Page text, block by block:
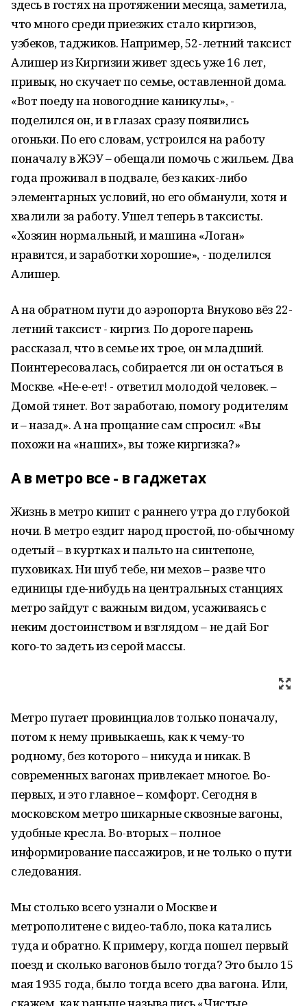
здесь в гостях на протяжении месяца, заметила,
что много среди приезжих стало киргизов,
узбеков, таджиков. Например, 52-летний таксист
Алишер из Киргизии живет здесь уже 16 лет,
привык, но скучает по семье, оставленной дома.
«Вот поеду на новогодние каникулы», -
поделился он, и в глазах сразу появились
огоньки. По его словам, устроился на работу
поначалу в ЖЭУ – обещали помочь с жильем. Два
года проживал в подвале, без каких-либо
элементарных условий, но его обманули, хотя и
хвалили за работу. Ушел теперь в таксисты.
«Хозяин нормальный, и машина «Логан»
нравится, и заработки хорошие», - поделился
Алишер.
А на обратном пути до аэропорта Внуково вёз 22-
летний таксист - киргиз. По дороге парень
рассказал, что в семье их трое, он младший.
Поинтересовалась, собирается ли он остаться в
Москве. «Не-е-ет! - ответил молодой человек. –
Домой тянет. Вот заработаю, помогу родителям
и – назад». А на прощание сам спросил: «Вы
похожи на «наших», вы тоже киргизка?»
А в метро все - в гаджетах
Жизнь в метро кипит с раннего утра до глубокой
ночи. В метро ездит народ простой, по-обычному
одетый – в куртках и пальто на синтепоне,
пуховиках. Ни шуб тебе, ни мехов – разве что
единицы где-нибудь на центральных станциях
метро зайдут с важным видом, усаживаясь с
неким достоинством и взглядом – не дай Бог
кого-то задеть из серой массы.
Метро пугает провинциалов только поначалу,
потом к нему привыкаешь, как к чему-то
родному, без которого – никуда и никак. В
современных вагонах привлекает многое. Во-
первых, и это главное – комфорт. Сегодня в
московском метро шикарные сквозные вагоны,
удобные кресла. Во-вторых – полное
информирование пассажиров, и не только о пути
следования.
Мы столько всего узнали о Москве и
метрополитене с видео-табло, пока катались
туда и обратно. К примеру, когда пошел первый
поезд и сколько вагонов было тогда? Это было 15
мая 1935 года, было тогда всего два вагона. Или,